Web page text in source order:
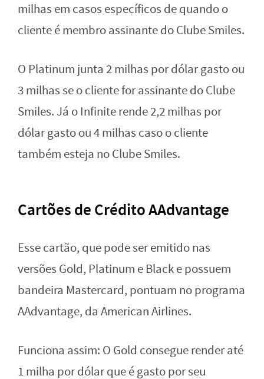
milhas em casos específicos de quando o
cliente é membro assinante do Clube Smiles.
O Platinum junta 2 milhas por dólar gasto ou
3 milhas se o cliente for assinante do Clube
Smiles. Já o Infinite rende 2,2 milhas por
dólar gasto ou 4 milhas caso o cliente
também esteja no Clube Smiles.
Cartões de Crédito AAdvantage
Esse cartão, que pode ser emitido nas
versões Gold, Platinum e Black e possuem
bandeira Mastercard, pontuam no programa
AAdvantage, da American Airlines.
Funciona assim: O Gold consegue render até
1 milha por dólar que é gasto por seu